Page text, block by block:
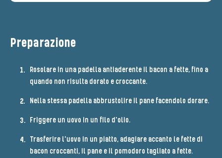
Preparazione
Rosolare in una padella antiaderente il bacon a fette, fino a
quando non risulta dorato e croccante.
Nella stessa padella abbrustolire il pane facendolo dorare.
Friggere un uovo in un filo d'olio.
Trasferire l'uovo in un piatto, adagiare accanto le fette di
bacon croccanti, il pane e il pomodoro tagliato a fette.